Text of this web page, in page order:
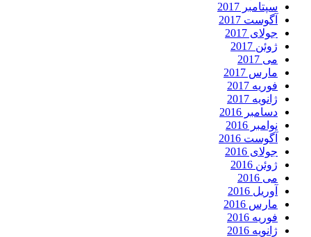
سپتامبر 2017
آگوست 2017
جولای 2017
ژوئن 2017
می 2017
مارس 2017
فوریه 2017
ژانویه 2017
دسامبر 2016
نوامبر 2016
آگوست 2016
جولای 2016
ژوئن 2016
می 2016
آوریل 2016
مارس 2016
فوریه 2016
ژانویه 2016